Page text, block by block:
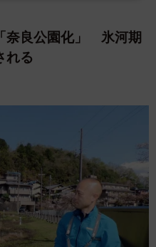
奈良公園化」 氷河期
れる